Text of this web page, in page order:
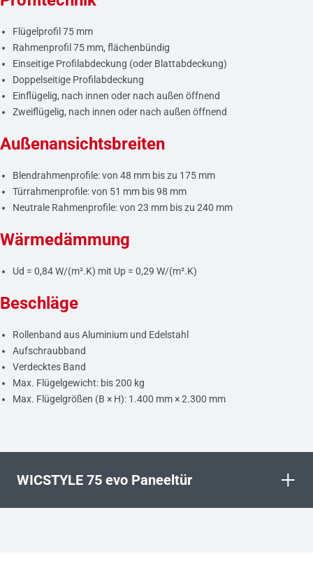
Flügelprofil 75 mm
Rahmenprofil 75 mm, flächenbündig
Einseitige Profilabdeckung (oder Blattabdeckung)
Doppelseitige Profilabdeckung
Einflügelig, nach innen oder nach außen öffnend
Zweiflügelig, nach innen oder nach außen öffnend
Außenansichtsbreiten
Blendrahmenprofile: von 48 mm bis zu 175 mm
Türrahmenprofile: von 51 mm bis 98 mm
Neutrale Rahmenprofile: von 23 mm bis zu 240 mm
Wärmedämmung
Ud = 0,84 W/(m².K) mit Up = 0,29 W/(m².K)
Beschläge
Rollenband aus Aluminium und Edelstahl
Aufschraubband
Verdecktes Band
Max. Flügelgewicht: bis 200 kg
Max. Flügelgrößen (B × H): 1.400 mm × 2.300 mm
WICSTYLE 75 evo Paneeltür +